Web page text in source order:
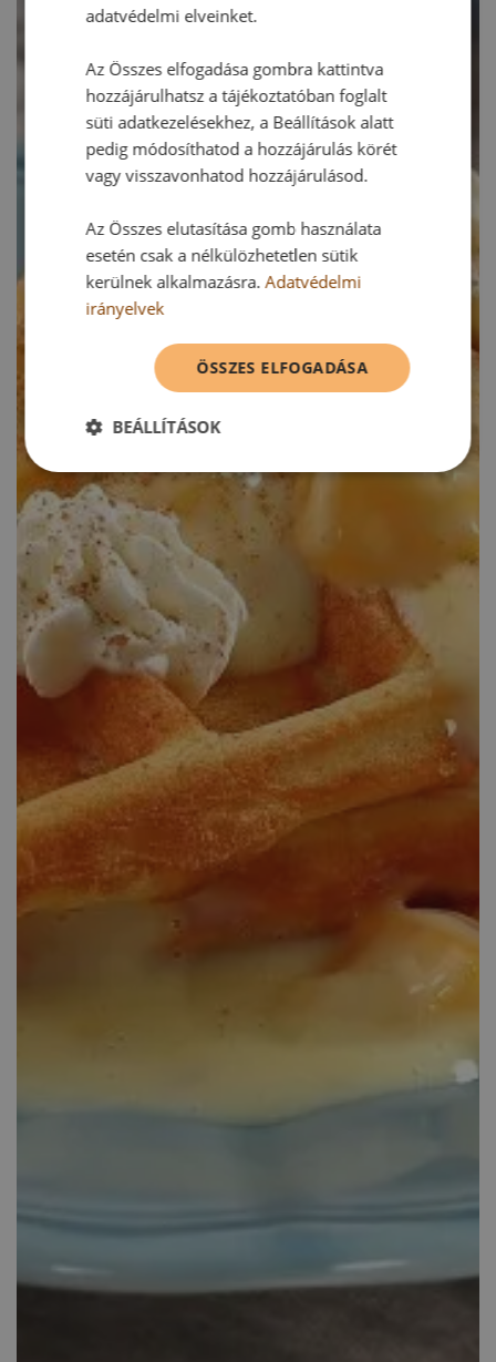
adatvédelmi elveinket.
Az Összes elfogadása gombra kattintva
hozzájárulhatsz a tájékoztatóban foglalt
süti adatkezelésekhez, a Beállítások alatt
pedig módosíthatod a hozzájárulás körét
vagy visszavonhatod hozzájárulásod.
Az Összes elutasítása gomb használata
esetén csak a nélkülözhetetlen sütik
kerülnek alkalmazásra.Adatvédelmi
irányelvek
ÖSSZES ELFOGADÁSA
BEÁLLÍTÁSOK